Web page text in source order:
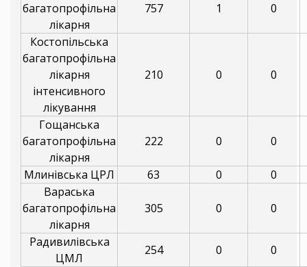
багатопрофільна
лікарня
757 1 0
Костопільська
багатопрофільна
лікарня
інтенсивного
лікування
210 0 0
Гощанська
багатопрофільна
лікарня
222 0 0
Млинівська ЦРЛ 63 0
0
Вараська
багатопрофільна
лікарня
305 0 0
Радивилівська
ЦМЛ
254 0
0